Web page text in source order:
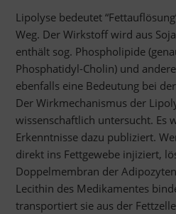
Lipolyse bedeutet
Weg. Der Wirkstoff wird aus
enthält sog. Phospholipide
Phosphatidyl-Cholin) und
ebenfalls eine Bedeutung bei
Der Wirkmechanismus der
wissenschaftlich untersucht. Es
Erkenntnisse dazu publiziert.
direkt ins Fettgewebe injiziert,
Doppelmembran der Adipozyten
Lecithin des Medikamentes
transportiert sie aus der